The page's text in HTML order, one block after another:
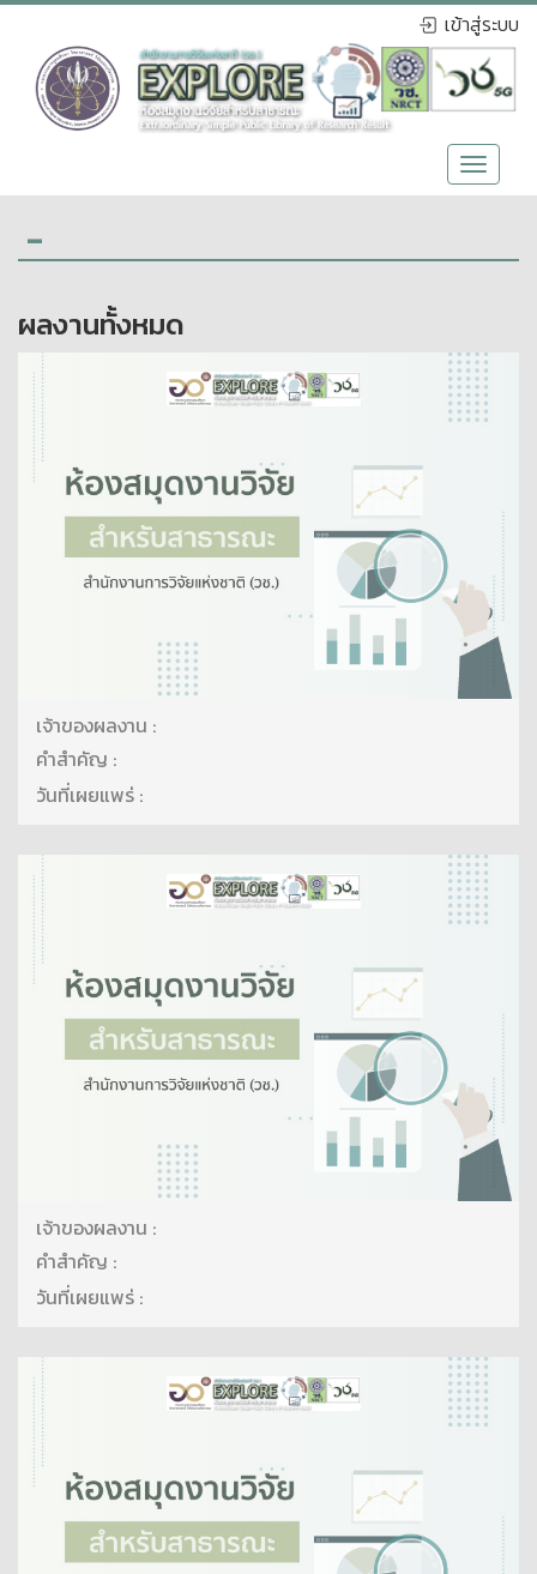
เข้าสู่ระบบ
Toggle
-
ผลงานทั้งหมด
เจ้าของผลงาน :
คำสำคัญ :
วันที่เผยแพร่ :
เจ้าของผลงาน :
คำสำคัญ :
วันที่เผยแพร่ :